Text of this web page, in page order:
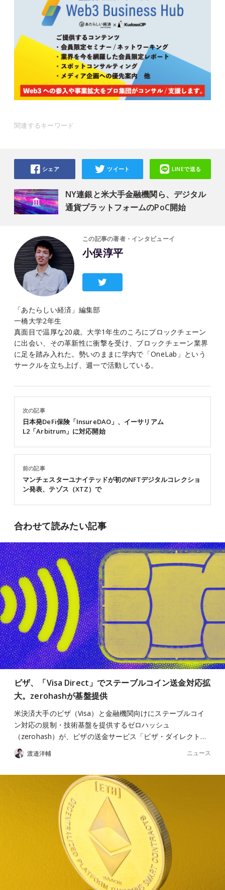
関連するキーワード
NY連銀と米大手金融機関ら、デジタル
通貨プラットフォームのPoC開始
シェア ツイート LINEで送る
この記事の著者・インタビューイ
小俣淳平
「あたらしい経済」編集部
一橋大学2年生
真面目で温厚な20歳。大学1年生のころにブロックチェーン
に出会い、その革新性に衝撃を受け、ブロックチェーン業界
に足を踏み入れた。勢いのままに学内で「OneLab」という
サークルを立ち上げ、週一で活動している。
前の記事
マンチェスターユナイテッドが初のNFTデジタルコレクショ
ン発表、テゾス（XTZ）で
次の記事
日本発DeFi保険「InsureDAO」、イーサリアム
L2「Arbitrum」に対応開始
合わせて読みたい記事
ビザ、「Visa Direct」でステーブルコイン送金対応拡
大。zerohashが基盤提供
米決済大手のビザ（Visa）と金融機関向けにステーブルコイ
ン対応の規制・技術基盤を提供するゼロハッシュ
（zerohash）が、ビザの送金サービス「ビザ・ダイレクト…
渡邉洋輔 ニュース